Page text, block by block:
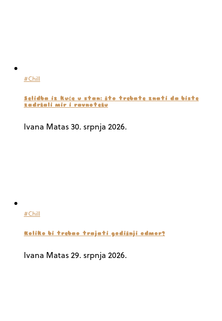
#Chill
Selidba iz kuće u stan: što trebate znati da biste
zadržali mir i ravnotežu
Ivana Matas30. srpnja 2026.
#Chill
Koliko bi trebao trajati godišnji odmor?
Ivana Matas29. srpnja 2026.